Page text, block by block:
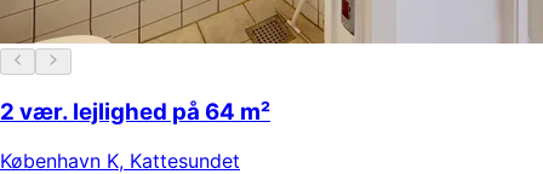
2 vær. lejlighed på 64 m²
København K, Kattesundet